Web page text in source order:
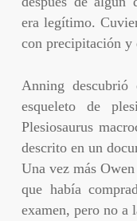
era legítimo.
con precipitación y
Anning
esqueleto de
Plesiosaurus
descrito en un
Una vez más
que había
examen, pero no a